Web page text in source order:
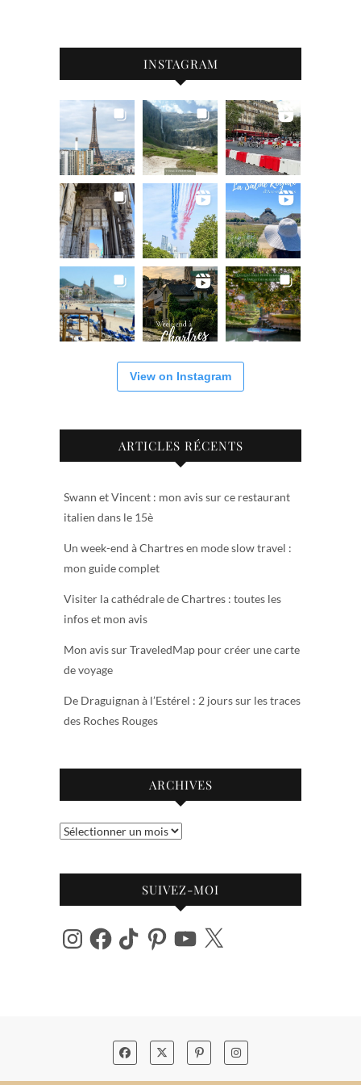
INSTAGRAM
View on Instagram
ARTICLES RÉCENTS
Swann et Vincent : mon avis sur ce restaurant
italien dans le 15è
Un week-end à Chartres en mode slow travel :
mon guide complet
Visiter la cathédrale de Chartres : toutes les
infos et mon avis
Mon avis sur TraveledMap pour créer une carte
de voyage
De Draguignan à l’Estérel : 2 jours sur les traces
des Roches Rouges
ARCHIVES
Archives
SUIVEZ-MOI
InstagramFacebook
TikTok PinterestYouTube
X